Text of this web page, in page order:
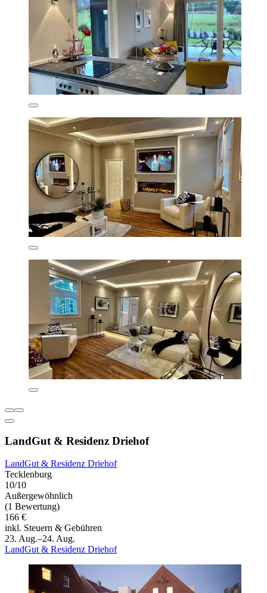
LandGut & Residenz Driehof
LandGut & Residenz Driehof
Tecklenburg
10/10
Außergewöhnlich
(1 Bewertung)
166 €
inkl. Steuern & Gebühren
23. Aug.–24. Aug.
LandGut & Residenz Driehof